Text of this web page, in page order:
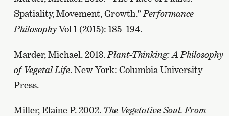
Spatiality, Movement, Growth.”Performance
PhilosophyVol 1 (2015): 185–194.
Marder, Michael. 2013. Plant-Thinking: A Philosophy
of Vegetal Life. New York: Columbia University
Press.
Miller, Elaine P. 2002. The Vegetative Soul. From